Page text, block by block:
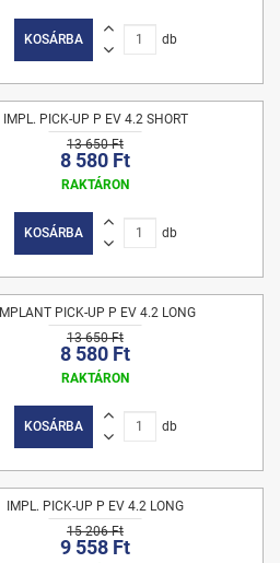
KOSÁRBA db
IMPL. PICK-UP P EV 4.2 SHORT
13 650 Ft
8 580 Ft
RAKTÁRON
KOSÁRBA db
IMPLANT PICK-UP P EV 4.2 LONG
13 650 Ft
8 580 Ft
RAKTÁRON
KOSÁRBA db
IMPL. PICK-UP P EV 4.2 LONG
15 206 Ft
9 558 Ft